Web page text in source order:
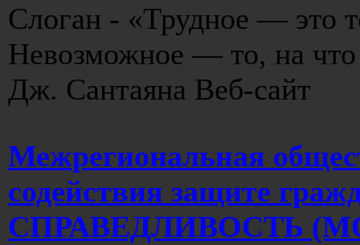
Слоган - «Трудное — это
Невозможное — то, на что
Дж. Сантаяна Веб-
Межрегиональная
содействия защите
СПРАВЕДЛИВОСТЬ